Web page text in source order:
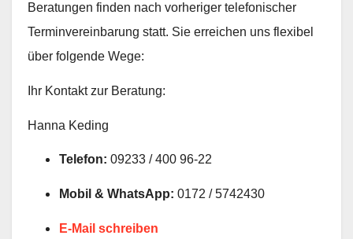
Beratungen finden nach vorheriger telefonischer
Terminvereinbarung statt. Sie erreichen uns flexibel
über folgende Wege:
Ihr Kontakt zur Beratung:
Hanna Keding
Telefon: 09233 / 400 96-22
Mobil & WhatsApp: 0172 / 5742430
E-Mail schreiben